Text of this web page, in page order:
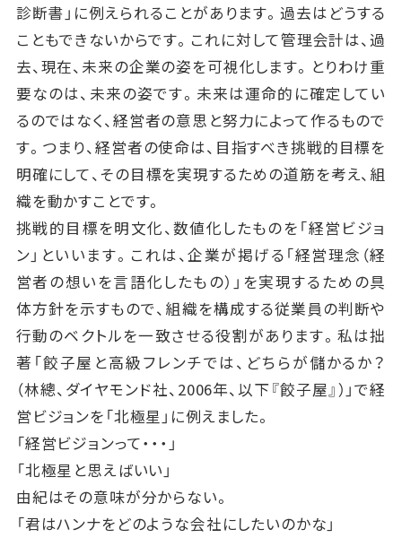
診断書」に例えられることがあります。過去はどうする
こともできないからです。これに対して管理会計は、過
去、現在、未来の企業の姿を可視化します。とりわけ重
要なのは、未来の姿です。未来は運命的に確定してい
るのではなく、経営者の意思と努力によって作るもので
す。つまり、経営者の使命は、目指すべき挑戦的目標を
明確にして、その目標を実現するための道筋を考え、組
織を動かすことです。
挑戦的目標を明文化、数値化したものを「経営ビジョ
ン」といいます。これは、企業が掲げる「経営理念（経
営者の想いを言語化したもの）」を実現するための具
体方針を示すもので、組織を構成する従業員の判断や
行動のベクトルを一致させる役割があります。私は拙
著「餃子屋と高級フレンチでは、どちらが儲かるか？
（林總、ダイヤモンド社、2006年、以下『餃子屋』）」で経
営ビジョンを「北極星」に例えました。
「経営ビジョンって・・・」
「北極星と思えばいい」
由紀はその意味が分からない。
「君はハンナをどのような会社にしたいのかな」